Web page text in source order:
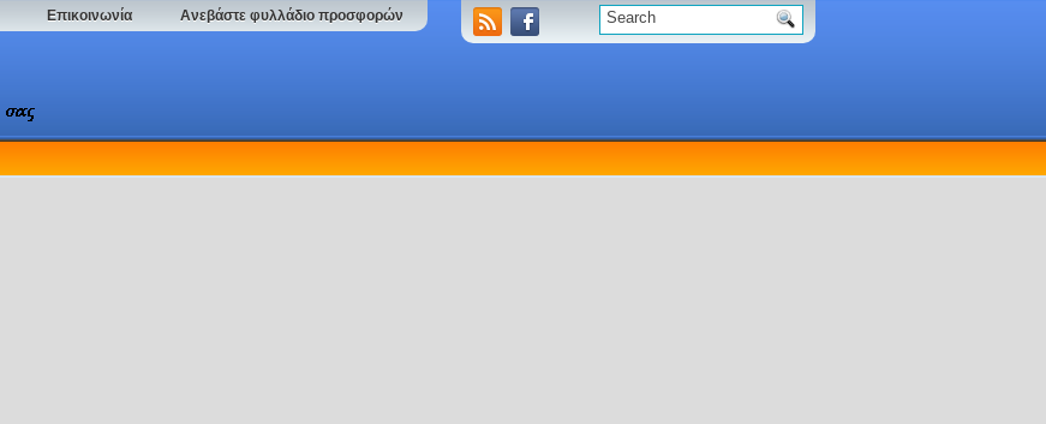
Επικοινωνία Ανεβάστε φυλλάδιο προσφορών